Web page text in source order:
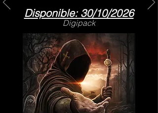
Disponible: 30/10/2026
Digipack